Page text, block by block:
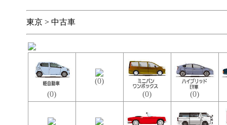
東京 > 中古車
(0)
(0)
(0)
(0)